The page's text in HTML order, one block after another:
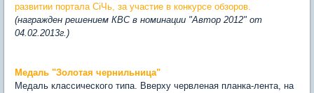
развитии портала СіЧь, за участие в конкурсе обзоров.
(награжден решением КВС в номинации "Автор 2012" от
04.02.2013г.)
Медаль "Золотая чернильница"
Медаль классического типа. Вверху червленая планка-лента, на